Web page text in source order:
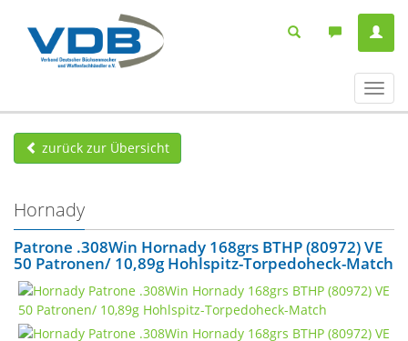
ein-/
zurück zur Übersicht
Hornady
Patrone .308Win Hornady 168grs BTHP (80972) VE
50 Patronen/ 10,89g Hohlspitz-Torpedoheck-Match